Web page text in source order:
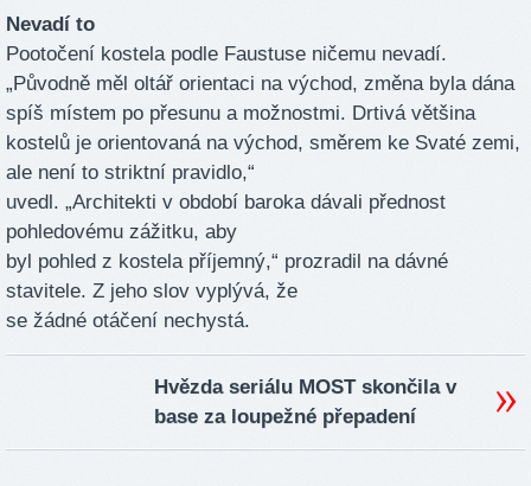
Nevadí to
Pootočení kostela podle Faustuse ničemu nevadí.
„Původně měl oltář orientaci na východ, změna byla dána
spíš místem po přesunu a možnostmi. Drtivá většina
kostelů je orientovaná na východ, směrem ke Svaté zemi,
ale není to striktní pravidlo,“
uvedl. „Architekti v období baroka dávali přednost
pohledovému zážitku, aby
byl pohled z kostela příjemný,“ prozradil na dávné
stavitele. Z jeho slov vyplývá, že
se žádné otáčení nechystá.
Hvězda seriálu MOST skončila v
base za loupežné přepadení